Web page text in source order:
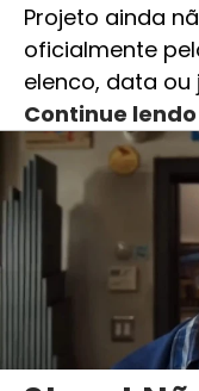
Projeto ainda
oficialmente
elenco, data ou
Continue lendo